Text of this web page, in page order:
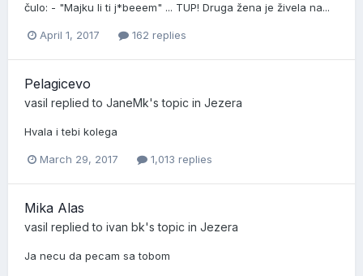
čulo: - "Majku li ti j*beeem" ... TUP! Druga žena je živela na...
April 1, 2017 162 replies
Pelagicevo
vasil replied to JaneMk's topic in Jezera
Hvala i tebi kolega
March 29, 2017 1,013 replies
Mika Alas
vasil replied to ivan bk's topic in Jezera
Ja necu da pecam sa tobom